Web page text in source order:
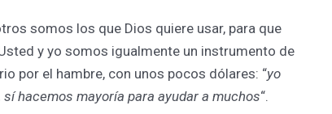
somos los que Dios quiere usar, para que
y yo somos igualmente un instrumento de
por el hambre, con unos pocos dólares: “yo
hacemos mayoría para ayudar a muchos“.